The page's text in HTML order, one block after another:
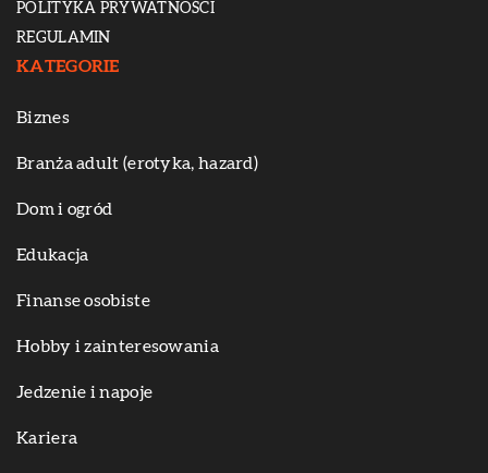
POLITYKA PRYWATNOŚCI
REGULAMIN
KATEGORIE
Biznes
Branża adult (erotyka, hazard)
Dom i ogród
Edukacja
Finanse osobiste
Hobby i zainteresowania
Jedzenie i napoje
Kariera